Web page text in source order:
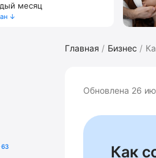
месяц
↓
63
Главная Бизнес
Обновлена 26
Как